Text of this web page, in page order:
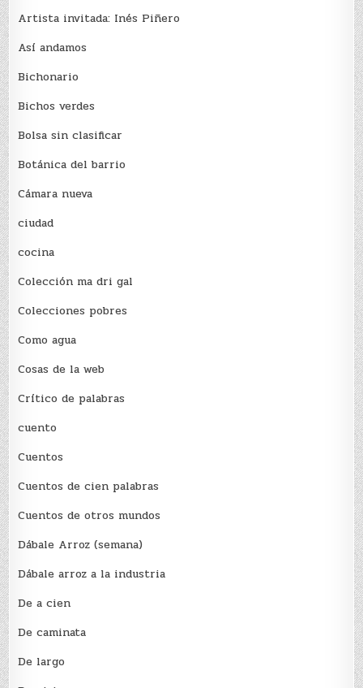
Artista invitada: Inés Piñero
Así andamos
Bichonario
Bichos verdes
Bolsa sin clasificar
Botánica del barrio
Cámara nueva
ciudad
cocina
Colección ma dri gal
Colecciones pobres
Como agua
Cosas de la web
Crítico de palabras
cuento
Cuentos
Cuentos de cien palabras
Cuentos de otros mundos
Dábale Arroz (semana)
Dábale arroz a la industria
De a cien
De caminata
De largo